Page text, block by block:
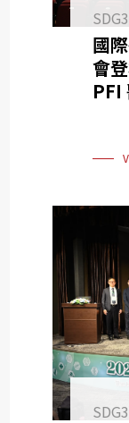
SDG3
國
會
PFI
SDG3